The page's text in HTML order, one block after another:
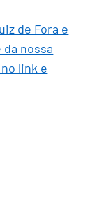
de Fora e
nossa
link e